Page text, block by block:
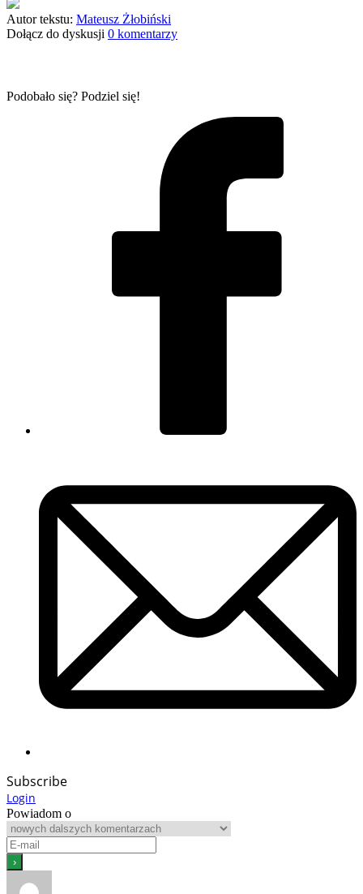
Autor tekstu: Mateusz Żłobiński
Dołącz do dyskusji 0 komentarzy
Podobało się? Podziel się!
Subscribe
Login
Powiadom o